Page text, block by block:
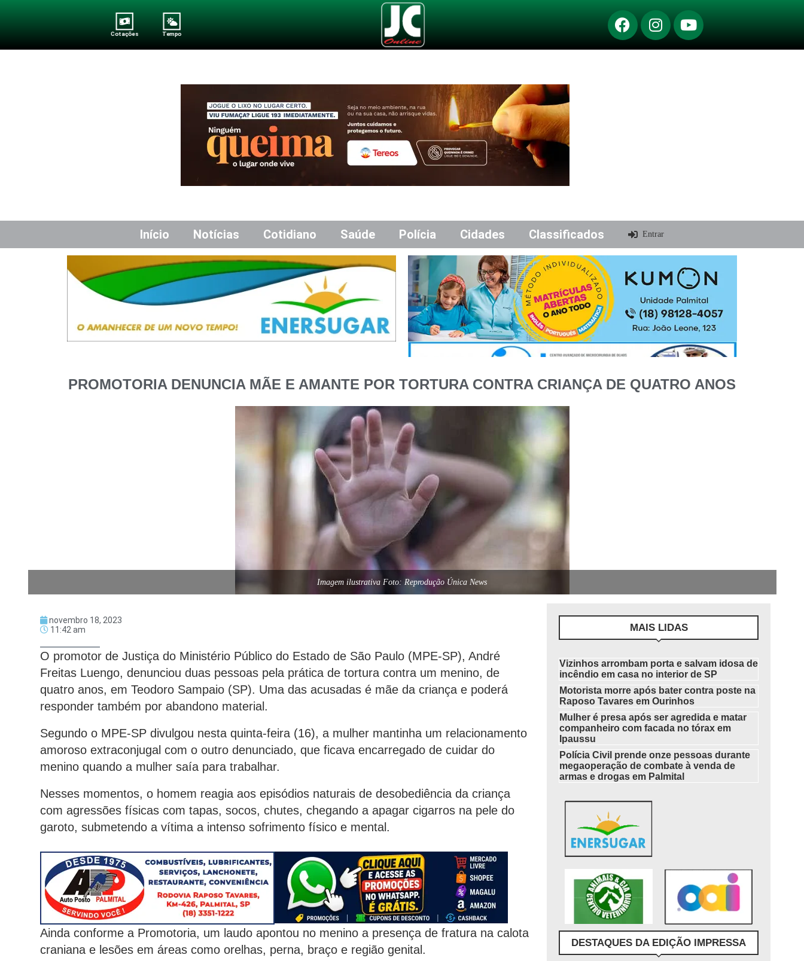
Cotações Tempo
Início Notícias Cotidiano Saúde Polícia Cidades Classificados Entrar
PROMOTORIA DENUNCIA MÃE E AMANTE POR TORTURA CONTRA CRIANÇA DE QUATRO ANOS
Imagem ilustrativa Foto: Reprodução Única News
novembro 18, 2023
11:42 am
O promotor de Justiça do Ministério Público do Estado de São Paulo (MPE-SP), André
Freitas Luengo, denunciou duas pessoas pela prática de tortura contra um menino, de
quatro anos, em Teodoro Sampaio (SP). Uma das acusadas é mãe da criança e poderá
responder também por abandono material.
Segundo o MPE-SP divulgou nesta quinta-feira (16), a mulher mantinha um relacionamento
amoroso extraconjugal com o outro denunciado, que ficava encarregado de cuidar do
menino quando a mulher saía para trabalhar.
Nesses momentos, o homem reagia aos episódios naturais de desobediência da criança
com agressões físicas com tapas, socos, chutes, chegando a apagar cigarros na pele do
garoto, submetendo a vítima a intenso sofrimento físico e mental.
Ainda conforme a Promotoria, um laudo apontou no menino a presença de fratura na calota
craniana e lesões em áreas como orelhas, perna, braço e região genital.
MAIS LIDAS
Vizinhos arrombam porta e salvam idosa de
incêndio em casa no interior de SP
Motorista morre após bater contra poste na
Raposo Tavares em Ourinhos
Mulher é presa após ser agredida e matar
companheiro com facada no tórax em
Ipaussu
Polícia Civil prende onze pessoas durante
megaoperação de combate à venda de
armas e drogas em Palmital
DESTAQUES DA EDIÇÃO IMPRESSA